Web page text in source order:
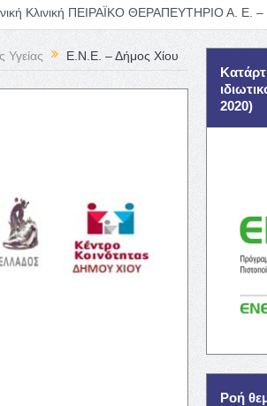
ΠΕΙΡΑΪΚΟ ΘΕΡΑΠΕΥΤΗΡΙΟ Α. Ε. – Θέσεις
Υγείας Ε.Ν.Ε. – Δήμος Χίου
2020)
Ροή